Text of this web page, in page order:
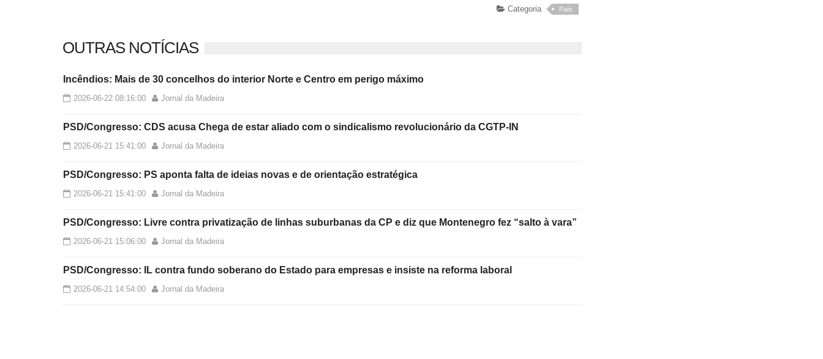
Categoria País
OUTRAS NOTÍCIAS
Incêndios: Mais de 30 concelhos do interior Norte e Centro em perigo máximo
2026-06-22 08:16:00 Jornal da Madeira
PSD/Congresso: CDS acusa Chega de estar aliado com o sindicalismo revolucionário da CGTP-IN
2026-06-21 15:41:00 Jornal da Madeira
PSD/Congresso: PS aponta falta de ideias novas e de orientação estratégica
2026-06-21 15:41:00 Jornal da Madeira
PSD/Congresso: Livre contra privatização de linhas suburbanas da CP e diz que Montenegro fez “salto à vara”
2026-06-21 15:06:00 Jornal da Madeira
PSD/Congresso: IL contra fundo soberano do Estado para empresas e insiste na reforma laboral
2026-06-21 14:54:00 Jornal da Madeira